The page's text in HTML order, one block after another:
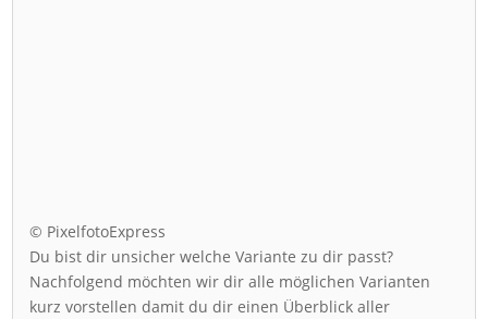
© PixelfotoExpress
Du bist dir unsicher welche Variante zu dir passt?
Nachfolgend möchten wir dir alle möglichen Varianten
kurz vorstellen damit du dir einen Überblick aller